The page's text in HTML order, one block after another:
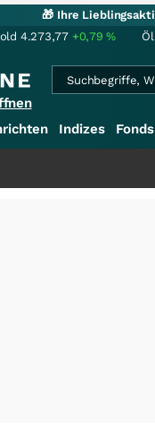
🎁 Ihre
4.273,77 +0,79%
Indizes Fonds